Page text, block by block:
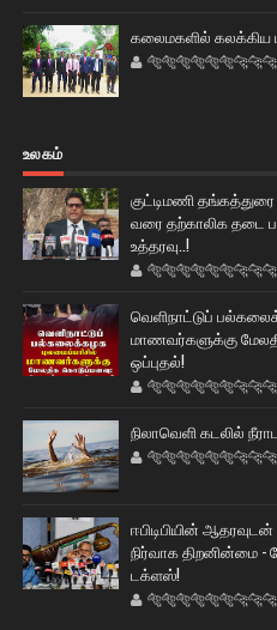
கலைமகளில் கலக்கிய
உலகம்
குட்டிமணி
வரை தற்காலிக தடை
உத்தரவு..!
வெளிநாட்டுப்
மாணவர்களுக்கு
ஒப்புதல்!
நிலாவெளி கடலில்
ஈபிடிபியின்
நிர்வாக திறனின்மை -
டக்ளஸ்!